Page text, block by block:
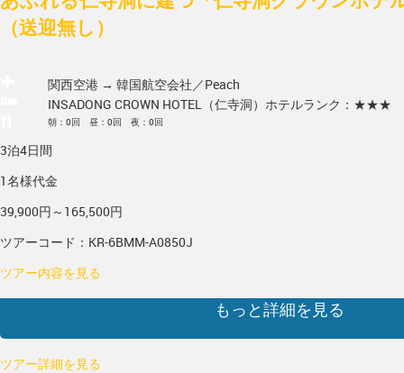
（送迎無し）
関西空港 → 韓国航空会社／Peach
INSADONG CROWN HOTEL（仁寺洞） ホテルランク：★★★
朝：0回 昼：0回 夜：0回
3泊4日間
1名様代金
39,900円～165,500円
ツアーコード：KR-6BMM-A0850J
ツアー内容を見る
もっと詳細を見る
ツアー詳細を見る